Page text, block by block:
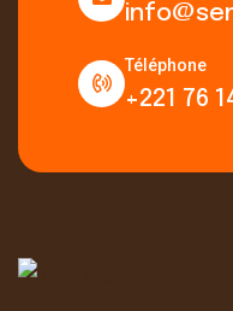
Téléphone
+221 76